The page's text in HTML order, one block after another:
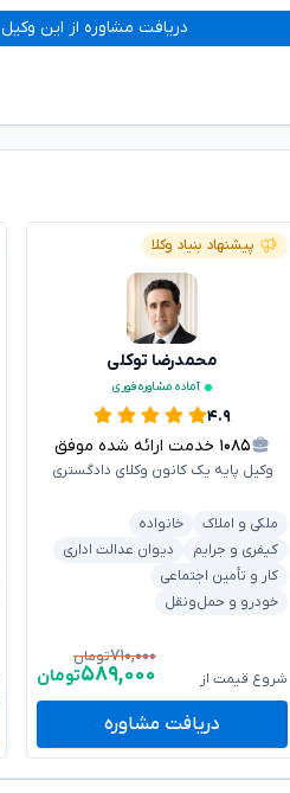
دریافت مشاوره از این وکیل
پیشنهاد بنیاد وکلا
محمدرضا توکلی
آماده مشاوره فوری
۴.۹
۱۰۸۵ خدمت ارائه شده موفق
وکیل پایه یک کانون وکلای دادگستری
ملکی و املاک
خانواده
کیفری و جرایم
دیوان عدالت اداری
کار و تأمین اجتماعی
خودرو و حمل‌ونقل
شروع قیمت از
۷۱۰,۰۰۰تومان
۵۸۹,۰۰۰تومان
دریافت مشاوره